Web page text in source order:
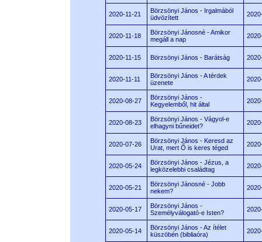
2020-11-21
Börzsönyi János - Irgalmából
üdvözített
2020-11-18
Börzsönyi Jánosné - Amikor
megáll a nap
2020-11-15 Börzsönyi János - Barátság
2020-11-11
Börzsönyi János - A térdek
üzenete
2020-08-27
Börzsönyi János -
Kegyelemből, hit által
2020-08-23
Börzsönyi János - Vágyol-e
elhagyni bűneidet?
2020-07-26
Börzsönyi János - Keresd az
Urat, mert Ő is keres téged
2020-05-24
Börzsönyi János - Jézus, a
legközelebbi családtag
2020-05-21
Börzsönyi Jánosné - Jobb
nekem?
2020-05-17
Börzsönyi János -
Személyválogató-e Isten?
2020-05-14
Börzsönyi János - Az ítélet
küszöbén (bibliaóra)